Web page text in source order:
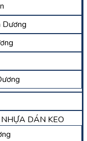
Dương
DÁN KEO